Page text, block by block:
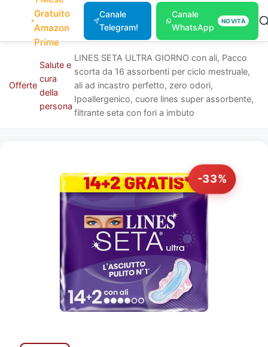
Gratuito
Amazon
Prime
Canale
Telegram!
Canale
WhatsApp
NOVITÀ
Offerte
Salute e
cura
della
persona
LINES SETA ULTRA GIORNO con ali, Pacco
scorta da 16 assorbenti per ciclo mestruale,
ali ad incastro perfetto, zero odori,
Ipoallergenico, cuore lines super assorbente,
filtrante seta con fori a imbuto
-33%